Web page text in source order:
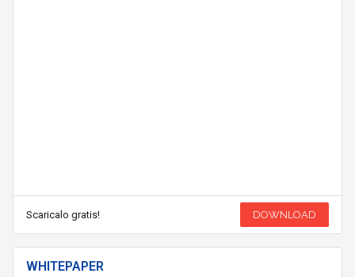
Scaricalo gratis! DOWNLOAD
WHITEPAPER